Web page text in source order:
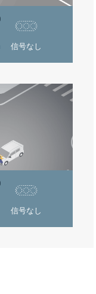
信号なし
信号なし